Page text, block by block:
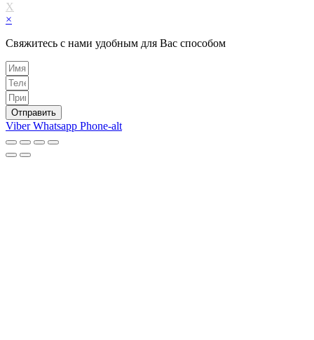
X
×
Свяжитесь с нами удобным для Вас способом
Отправить
Viber Whatsapp Phone-alt